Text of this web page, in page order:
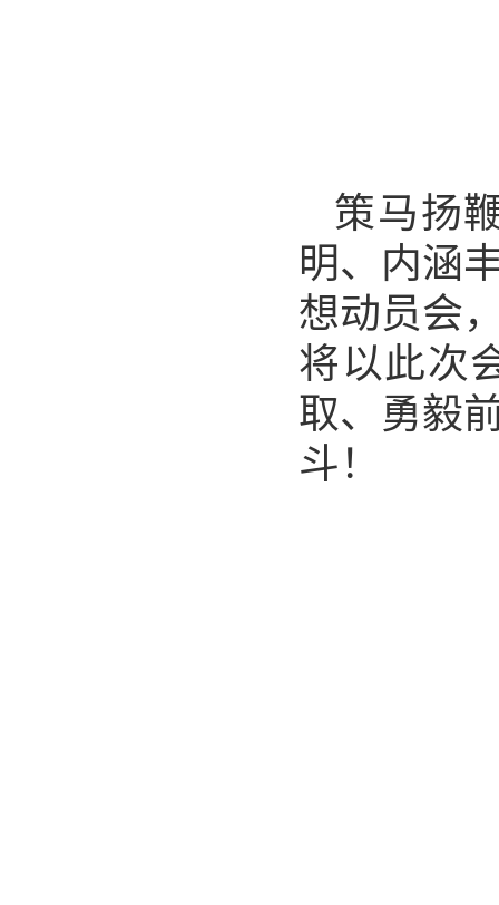
策马扬
明、内涵
想动员会
将以此次
取、勇毅
斗！